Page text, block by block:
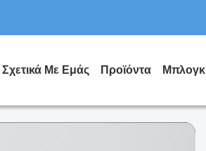
Σχετικά Με Εμάς Προϊόντα Μπλογκ